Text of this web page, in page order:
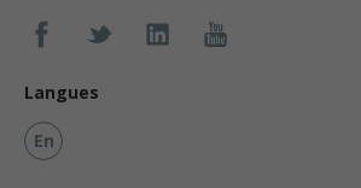
Langues
En